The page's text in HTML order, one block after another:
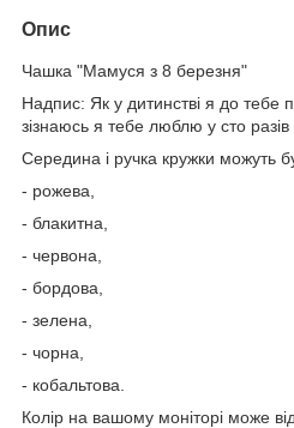
Опис
Чашка "Мамуся з 8 березня"
Надпис: Як у дитинстві я до тебе
зізнаюсь я тебе люблю у сто
Середина і ручка кружки можуть
- рожева,
- блакитна,
- червона,
- бордова,
- зелена,
- чорна,
- кобальтова.
Колір на вашому моніторі може